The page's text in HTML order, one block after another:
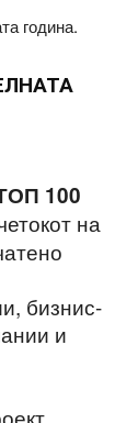
година.
100
на
бизнис-
и